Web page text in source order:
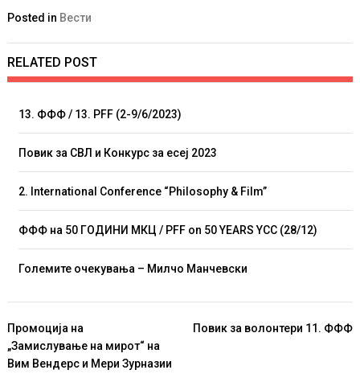
Posted in Вести
RELATED POST
13. ФФФ / 13. PFF (2-9/6/2023)
Повик за СВЛ и Конкурс за есеј 2023
2. International Conference “Philosophy & Film”
ФФФ на 50 ГОДИНИ МКЦ / PFF on 50 YEARS YCC (28/12)
Големите очекувања – Милчо Манчевски
Навигација
на
напис
Промоција на
„Замислување на мирот“ на
Вим Вендерс и Мери Зурназии
Повик за волонтери 11. ФФФ